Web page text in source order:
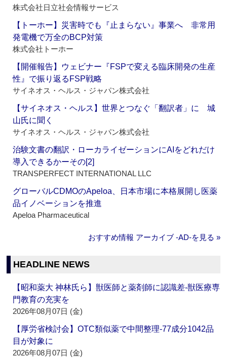
株式会社日立社会情報サービス
【トーホー】災害時でも『止まらない』事業へ 非常用
発電機で万全のBCP対策
株式会社トーホー
【開催報告】ウェビナー『FSPで変える臨床開発の生産
性』で振り返るFSP戦略
サイネオス・ヘルス・ジャパン株式会社
【サイネオス・ヘルス】世界とつなぐ「翻訳者」に 城
山氏に聞く
サイネオス・ヘルス・ジャパン株式会社
治験文書の翻訳・ローカライゼーションにAIをどれだけ
導入できるかーその[2]
TRANSPERFECT INTERNATIONAL LLC
グローバルCDMOのApeloa、日本市場に本格展開し医薬
品イノベーションを推進
Apeloa Pharmaceutical
おすすめ情報 アーカイブ ‐AD‐を見る »
HEADLINE NEWS
【昭和薬大 神林氏ら】獣医師と薬剤師に認識差‐獣医療専
門教育の充実を
2026年08月07日 (金)
【厚労省検討会】OTC類似薬で中間整理‐77成分1042品
目が対象に
2026年08月07日 (金)